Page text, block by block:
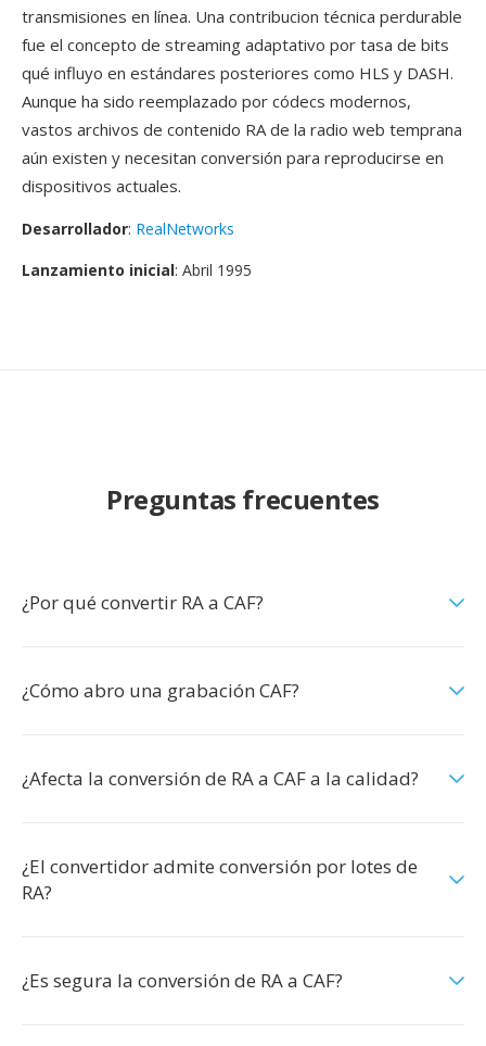
transmisiones en línea. Una contribucion técnica perdurable
fue el concepto de streaming adaptativo por tasa de bits
qué influyo en estándares posteriores como HLS y DASH.
Aunque ha sido reemplazado por códecs modernos,
vastos archivos de contenido RA de la radio web temprana
aún existen y necesitan conversión para reproducirse en
dispositivos actuales.
Desarrollador: RealNetworks
Lanzamiento inicial: Abril 1995
Preguntas frecuentes
¿Por qué convertir RA a CAF?
¿Cómo abro una grabación CAF?
¿Afecta la conversión de RA a CAF a la calidad?
¿El convertidor admite conversión por lotes de
RA?
¿Es segura la conversión de RA a CAF?